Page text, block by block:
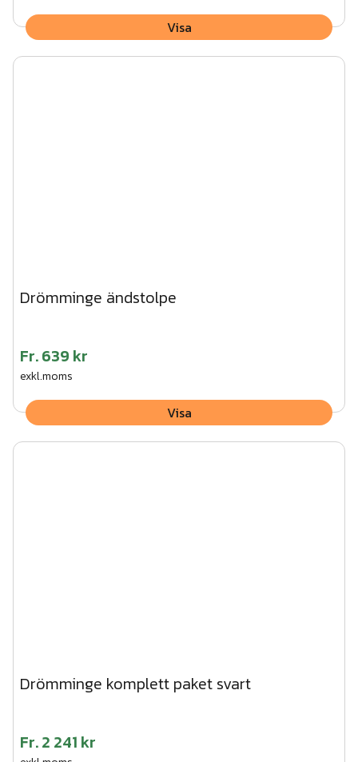
Visa
Drömminge ändstolpe
Fr.639 kr
exkl.moms
Visa
Drömminge komplett paket svart
Fr.2 241 kr